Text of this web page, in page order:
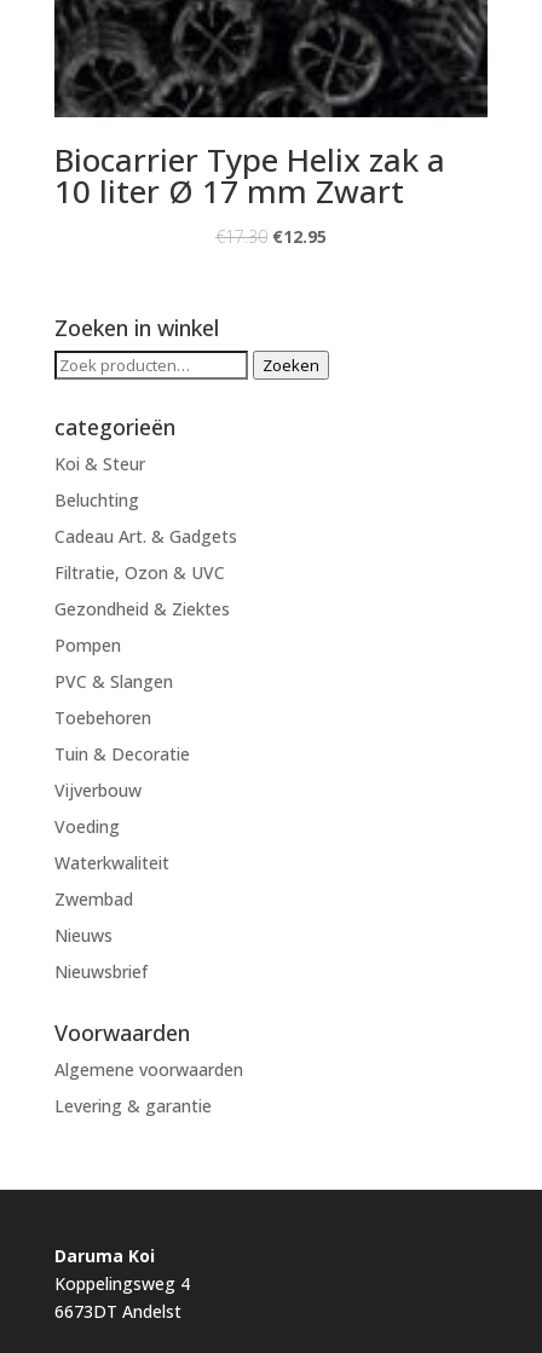
Biocarrier Type Helix zak a
10 liter Ø 17 mm Zwart
€17.30 €12.95
Zoeken in winkel
Zoeken
Zoeken
categorieën
Koi & Steur
Beluchting
Cadeau Art. & Gadgets
Filtratie, Ozon & UVC
Gezondheid & Ziektes
Pompen
PVC & Slangen
Toebehoren
Tuin & Decoratie
Vijverbouw
Voeding
Waterkwaliteit
Zwembad
Nieuws
Nieuwsbrief
Voorwaarden
Algemene voorwaarden
Levering & garantie
Daruma Koi
Koppelingsweg 4
6673DT Andelst